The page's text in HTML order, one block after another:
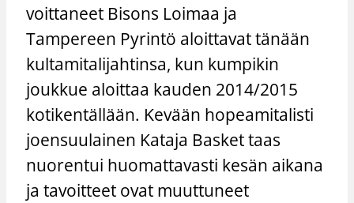
voittaneet Bisons Loimaa ja
Tampereen Pyrintö aloittavat tänään
kultamitalijahtinsa, kun kumpikin
joukkue aloittaa kauden 2014/2015
kotikentällään. Kevään hopeamitalisti
joensuulainen Kataja Basket taas
nuorentui huomattavasti kesän aikana
ja tavoitteet ovat muuttuneet